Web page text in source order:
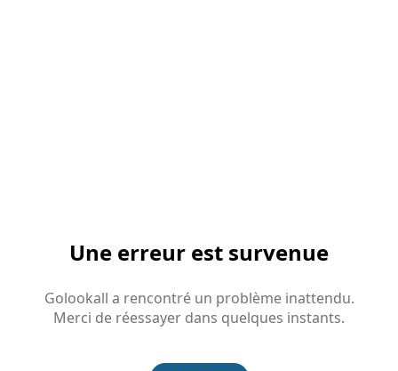
Une erreur est survenue
Golookall a rencontré un problème inattendu.
Merci de réessayer dans quelques instants.